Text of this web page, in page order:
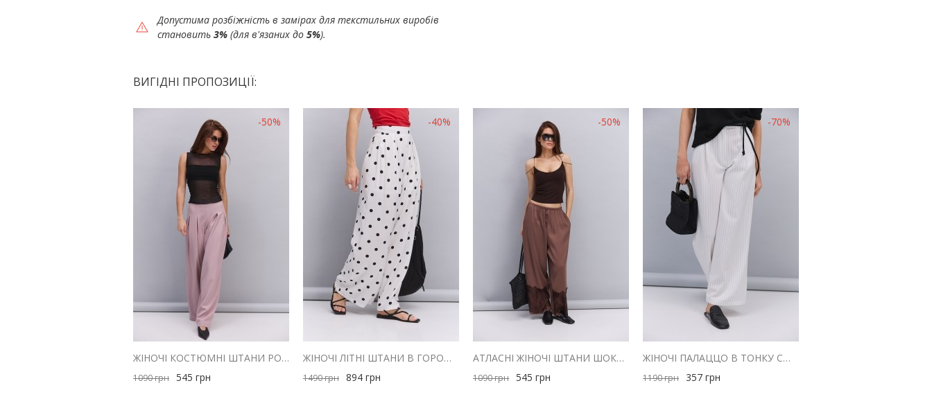
Допустима розбіжність в замірах для текстильних виробів
становить 3% (для в'язаних до 5%).
ВИГІДНІ ПРОПОЗИЦІЇ:
-50%
ЖІНОЧІ КОСТЮМНІ ШТАНИ РОЖЕВІ ЗІ СКЛАДКАМИ ВГОРІ
1090грн 545 грн
-40%
ЖІНОЧІ ЛІТНІ ШТАНИ В ГОРОШОК МОЛОЧНІ
1490грн 894 грн
-50%
АТЛАСНІ ЖІНОЧІ ШТАНИ ШОКОЛАДНІ З МЕРЕЖИВОМ ВНИЗУ
1090грн 545 грн
-70%
ЖІНОЧІ ПАЛАЦЦО В ТОНКУ СМУЖКУ СВІТЛО-МОЛОЧНІ
1190грн 357 грн